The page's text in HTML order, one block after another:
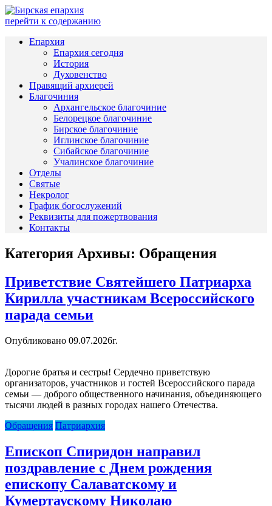
перейти к содержанию
Епархия
Епархия сегодня
История
Духовенство
Правящий архиерей
Благочиния
Архангельское благочиние
Белорецкое благочиние
Бирское благочиние
Иглинское благочиние
Сибайское благочиние
Учалинское благочиние
Отделы
Святые
Некролог
График богослужений
Реквизиты для пожертвования
Контакты
Категория Архивы: Обращения
Приветствие Святейшего Патриарха
Кирилла участникам Всероссийского
парада семьи
Опубликовано 09.07.2026г.
Дорогие братья и сестры! Сердечно приветствую
организаторов, участников и гостей Всероссийского парада
семьи — доброго общественного начинания, объединяющего
тысячи людей в разных городах нашего Отечества.
Обращения Патриархия
Епископ Спиридон направил
поздравление с Днем рождения
епископу Салаватскому и
Кумертаускому Николаю